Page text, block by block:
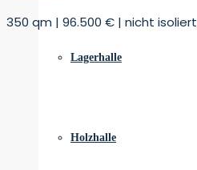
Lagerhalle
Holzhalle
350 qm | 96.500 € | nicht isoliert